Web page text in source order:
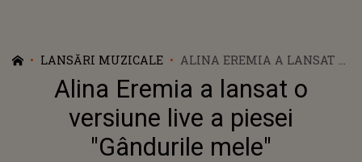
LANSĂRI MUZICALE
ALINA EREMIA A LANSAT O
VERSIUNE LIVE A PIESEI
"GÂNDURILE MELE"
Alina Eremia a lansat o
versiune live a piesei
"Gândurile mele"